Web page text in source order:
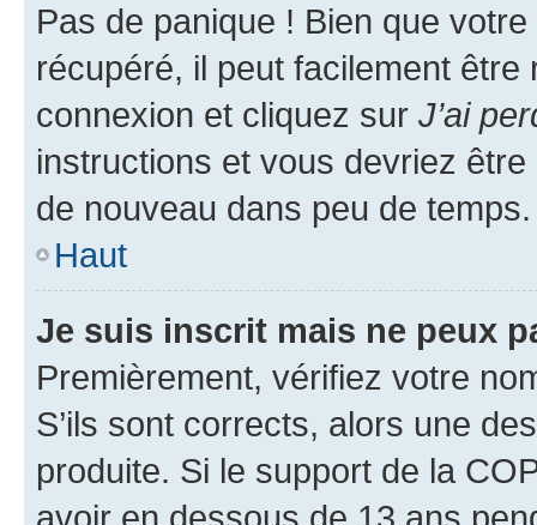
Pas de panique ! Bien que
récupéré, il peut facilement
connexion et cliquez sur J’ai
instructions et vous devriez
de nouveau dans peu de temps.
Haut
Je suis inscrit mais ne peux
Premièrement, vérifiez votre
S’ils sont corrects, alors une
produite. Si le support de la